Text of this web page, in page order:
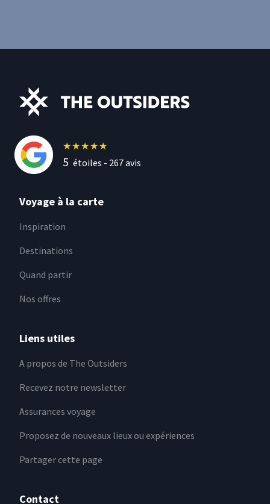
★★★★★
5 étoiles - 267avis
Voyage à la carte
Inspiration
Destinations
Quand partir
Nos offres
Liens utiles
A propos de The Outsiders
Recevez notre newsletter
Assurances voyage
Proposez de nouveaux lieux ou expériences
Partager cette page
Contact